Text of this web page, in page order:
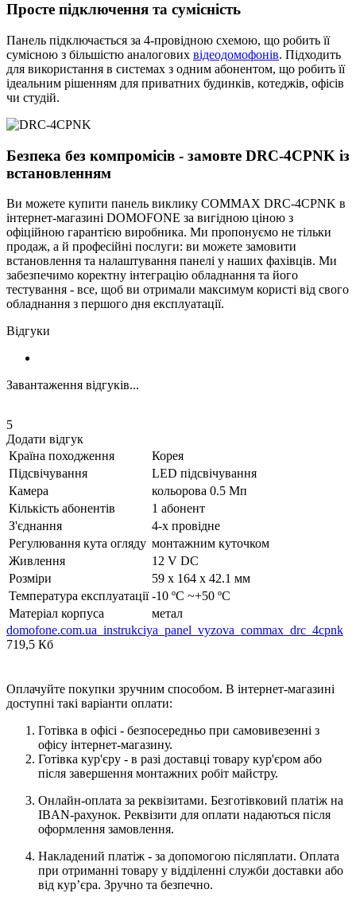
Просте підключення та сумісність
Панель підключається за 4-провідною схемою, що робить її
сумісною з більшістю аналогових відеодомофонів. Підходить
для використання в системах з одним абонентом, що робить її
ідеальним рішенням для приватних будинків, котеджів, офісів
чи студій.
Безпека без компромісів - замовте DRC-4CPNK із
встановленням
Ви можете купити панель виклику COMMAX DRC-4CPNK в
інтернет-магазині DOMOFONE за вигідною ціною з
офіційною гарантією виробника. Ми пропонуємо не тільки
продаж, а й професійні послуги: ви можете замовити
встановлення та налаштування панелі у наших фахівців. Ми
забезпечимо коректну інтеграцію обладнання та його
тестування - все, щоб ви отримали максимум користі від свого
обладнання з першого дня експлуатації.
Відгуки
Завантаження відгуків...
5
Додати відгук
Країна походження
Корея
Підсвічування
LED підсвічування
Камера
кольорова 0.5 Мп
Кількість абонентів
1 абонент
З'єднання
4-х провідне
Регулювання кута огляду монтажним куточком
Живлення
12 V DC
Розміри
59 х 164 х 42.1 мм
Температура експлуатації -10 ºC ~+50 ºC
Матеріал корпуса
метал
domofone.com.ua_instrukciya_panel_vyzova_commax_drc_4cpnk
719,5 Кб
Оплачуйте покупки зручним способом. В інтернет-магазині
доступні такі варіанти оплати:
Готівка в офісі - безпосередньо при самовивезенні з
офісу інтернет-магазину.
Готівка кур'єру - в разі доставці товару кур'єром або
після завершення монтажних робіт майстру.
Онлайн-оплата за реквізитами. Безготівковий платіж на
IBAN-рахунок. Реквізити для оплати надаються після
оформлення замовлення.
Накладений платіж - за допомогою післяплати. Оплата
при отриманні товару у відділенні служби доставки або
від кур’єра. Зручно та безпечно.